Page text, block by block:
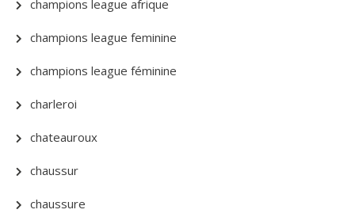
champions league afrique
champions league feminine
champions league féminine
charleroi
chateauroux
chaussur
chaussure